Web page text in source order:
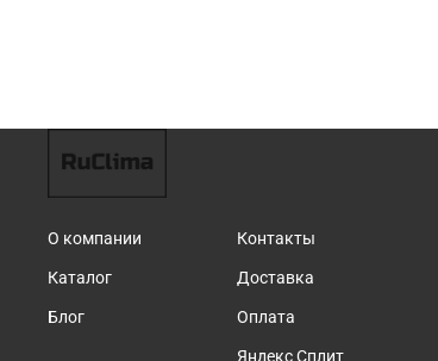
О компании
Каталог
Блог
Контакты
Доставка
Оплата